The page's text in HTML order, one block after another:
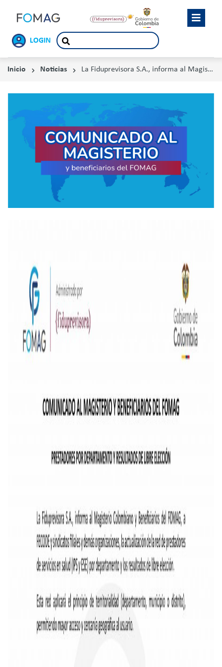
LOGIN
Inicio Noticias La Fiduprevisora S.A., informa al Magisterio Colombiano y Beneficiarios del FOMAG, a FECODE y sindicatos filiales y demás organizaciones, la actualización de la red de prestadores de servicios en salud (IPS y ESE) por departamento y los resultados de libre elección.